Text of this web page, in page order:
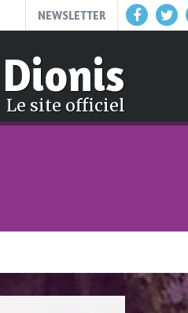
NEWSLETTER
Le site officiel